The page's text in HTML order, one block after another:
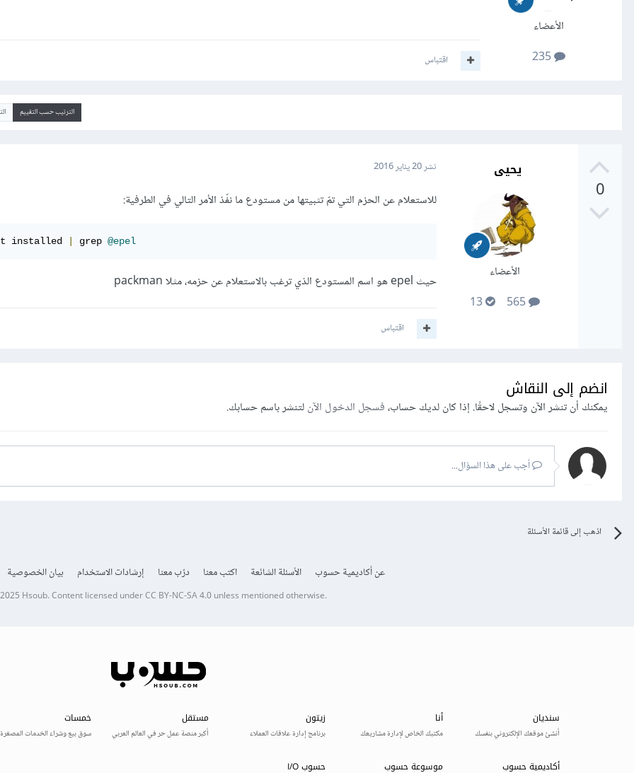
الأعضاء
235
اقتباس
الترتيب حسب التقييم
0
يحيى
الأعضاء
565
13
نشر20 يناير 2016
للاستعلام عن الحزم التي تمّ تثبيتها من مستودع ما نفّذ الأمر التالي في الطرفية:
installed grep @epel
حيث epel هو اسم المستودع الذي ترغب بالاستعلام عن حزمه، مثلا packman
اقتباس
انضم إلى النقاش
يمكنك أن تنشر الآن وتسجل لاحقًا. إذا كان لديك حساب،فسجل الدخول الآنلتنشر باسم حسابك.
أجب على هذا السؤال...
اذهب إلى قائمة الأسئلة
عن أكاديمية حسوب الأسئلة الشائعة اكتب معنا درّب معنا إرشادات الاستخدام بيان الخصوصية
Hsoub.Content licensed underCC BY-NC-SA 4.0unless mentioned otherwise.